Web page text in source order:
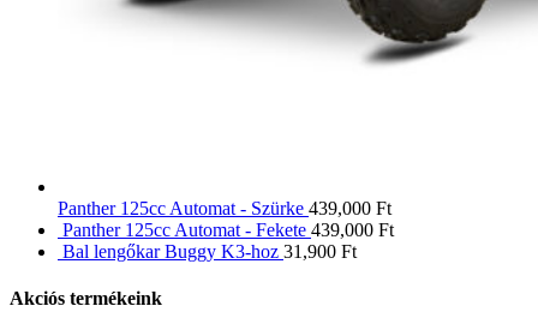
Panther 125cc Automat - Szürke 439,000 Ft
Panther 125cc Automat - Fekete 439,000 Ft
Bal lengőkar Buggy K3-hoz 31,900 Ft
Akciós termékeink